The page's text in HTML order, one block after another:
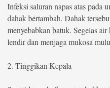
Infeksi saluran napas atas pada
dahak bertambah. Dahak
menyebabkan batuk. Segelas
lendir dan menjaga mukosa
2. Tinggikan Kepala